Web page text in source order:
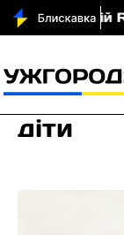
керував
діти